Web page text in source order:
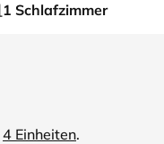
1 Schlafzimmer
4 Einheiten.